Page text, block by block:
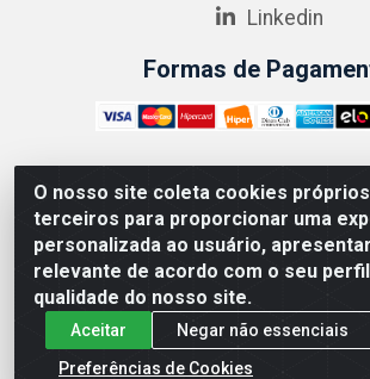
O nosso site coleta cookies
terceiros para proporcionar uma
personalizada ao usuário,
relevante de acordo com o seu
qualidade do nosso site.
Aceitar
Negar não essenciais
Preferências de Cookies
Linkedin
Formas de
ABRASEG COMÉRCIO ATACADISTA
10.894.768/0001-00 - Avenida Lobo
Penha Circular - Rio de Janeiro - RJ -